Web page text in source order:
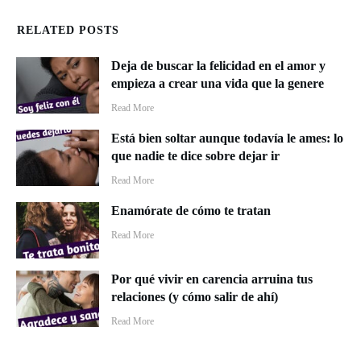
RELATED POSTS
Deja de buscar la felicidad en el amor y
empieza a crear una vida que la genere
​Read More
Está bien soltar aunque todavía le ames: lo
que nadie te dice sobre dejar ir
​Read More
Enamórate de cómo te tratan
​Read More
Por qué vivir en carencia arruina tus
relaciones (y cómo salir de ahí)
​Read More